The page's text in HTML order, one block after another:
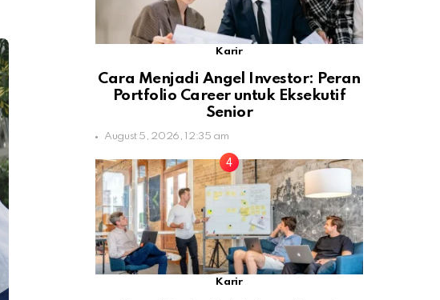
Karir
Cara Menjadi Angel Investor: Peran
Portfolio Career untuk Eksekutif
Senior
August 5, 2026, 12:35 am
Karir